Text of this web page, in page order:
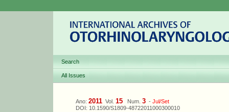
Search
All Issues
Ano: 2011 Vol. 15 Num. 3 - Jul/Set
DOI: 10.1590/S1809-48722011000300010